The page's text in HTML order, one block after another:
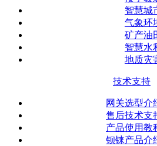
智慧城
气象环
矿产油
智慧水
地质灾
技术支持
网关选型介
售后技术支
产品使用教
钡铼产品介